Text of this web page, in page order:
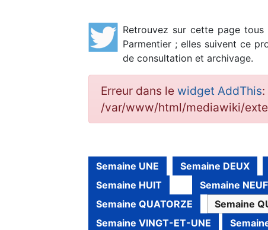
Retrouvez sur cette page
Parmentier ; elles suivent ce
de consultation et archivage.
Erreur dans le widget AddThis
/var/www/html/mediawiki/
Semaine UNE Semaine DEUX
Semaine HUIT
Semaine NEUF
Semaine QUATORZE
Semaine
Semaine VINGT-ET-UNE